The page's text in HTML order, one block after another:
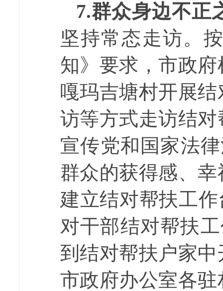
7.群众身边不正
坚持常态走访。
知》要求，市政
嘎玛吉塘村开展
访等方式走访结对
宣传党和国家法
群众的获得感、
建立结对帮扶工
对干部结对帮扶
到结对帮扶户家
市政府办公室各